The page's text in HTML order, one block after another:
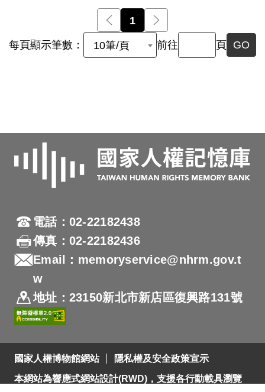
前一頁
1
每頁顯示筆數： 10筆/頁 前往 頁 GO
電話：02-22182438
傳真：02-22182436
Email：memoryservice@nhrm.gov.t
w
地址：23150新北市新店區復興路131號
國家人權博物館網站
隱私權及安全政策宣示
本網站為響應式網站設計(RWD)，支援各行動載具瀏覽